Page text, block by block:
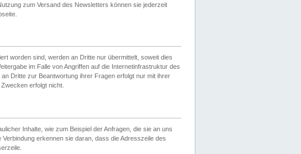
zum Versand des Newsletters können sie jederzeit
worden sind, werden an Dritte nur übermittelt, soweit dies
im Falle von Angriffen auf die Internetinfrastruktur des
Dritte zur Beantwortung ihrer Fragen erfolgt nur mit ihrer
erfolgt nicht.
Inhalte, wie zum Beispiel der Anfragen, die sie an uns
erkennen sie daran, dass die Adresszeile des